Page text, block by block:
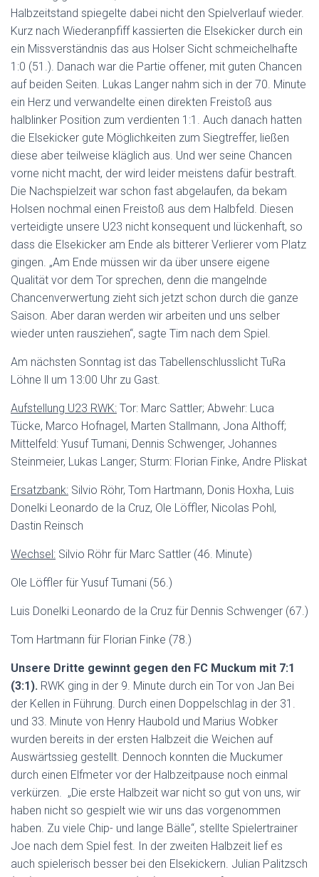
Halbzeitstand spiegelte dabei nicht den Spielverlauf wieder.
Kurz nach Wiederanpfiff kassierten die Elsekicker durch ein
ein Missverständnis das aus Holser Sicht schmeichelhafte
1:0 (51.). Danach war die Partie offener, mit guten Chancen
auf beiden Seiten. Lukas Langer nahm sich in der 70. Minute
ein Herz und verwandelte einen direkten Freistoß aus
halblinker Position zum verdienten 1:1. Auch danach hatten
die Elsekicker gute Möglichkeiten zum Siegtreffer, ließen
diese aber teilweise kläglich aus. Und wer seine Chancen
vorne nicht macht, der wird leider meistens dafür bestraft.
Die Nachspielzeit war schon fast abgelaufen, da bekam
Holsen nochmal einen Freistoß aus dem Halbfeld. Diesen
verteidigte unsere U23 nicht konsequent und lückenhaft, so
dass die Elsekicker am Ende als bitterer Verlierer vom Platz
gingen. „Am Ende müssen wir da über unsere eigene
Qualität vor dem Tor sprechen, denn die mangelnde
Chancenverwertung zieht sich jetzt schon durch die ganze
Saison. Aber daran werden wir arbeiten und uns selber
wieder unten rausziehen“, sagte Tim nach dem Spiel.
Am nächsten Sonntag ist das Tabellenschlusslicht TuRa
Löhne ll um 13:00 Uhr zu Gast.
Aufstellung U23 RWK: Tor: Marc Sattler; Abwehr: Luca
Tücke, Marco Hofnagel, Marten Stallmann, Jona Althoff;
Mittelfeld: Yusuf Tumani, Dennis Schwenger, Johannes
Steinmeier, Lukas Langer; Sturm: Florian Finke, Andre Pliskat
Ersatzbank: Silvio Röhr, Tom Hartmann, Donis Hoxha, Luis
Donelki Leonardo de la Cruz, Ole Löffler, Nicolas Pohl,
Dastin Reinsch
Wechsel: Silvio Röhr für Marc Sattler (46. Minute)
Ole Löffler für Yusuf Tumani (56.)
Luis Donelki Leonardo de la Cruz für Dennis Schwenger (67.)
Tom Hartmann für Florian Finke (78.)
Unsere Dritte gewinnt gegen den FC Muckum mit 7:1
(3:1). RWK ging in der 9. Minute durch ein Tor von Jan Bei
der Kellen in Führung. Durch einen Doppelschlag in der 31.
und 33. Minute von Henry Haubold und Marius Wobker
wurden bereits in der ersten Halbzeit die Weichen auf
Auswärtssieg gestellt. Dennoch konnten die Muckumer
durch einen Elfmeter vor der Halbzeitpause noch einmal
verkürzen. „Die erste Halbzeit war nicht so gut von uns, wir
haben nicht so gespielt wie wir uns das vorgenommen
haben. Zu viele Chip- und lange Bälle“, stellte Spielertrainer
Joe nach dem Spiel fest. In der zweiten Halbzeit lief es
auch spielerisch besser bei den Elsekickern. Julian Palitzsch